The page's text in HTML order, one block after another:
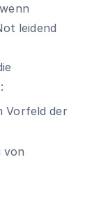
leidend
Vorfeld der
von